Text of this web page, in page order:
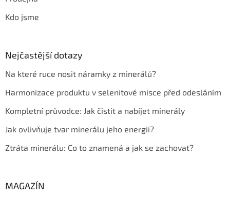
Kdo jsme
Nejčastější dotazy
Na které ruce nosit náramky z minerálů?
Harmonizace produktu v selenitové misce před odesláním
Kompletní průvodce: Jak čistit a nabíjet minerály
Jak ovlivňuje tvar minerálu jeho energii?
Ztráta minerálu: Co to znamená a jak se zachovat?
MAGAZÍN